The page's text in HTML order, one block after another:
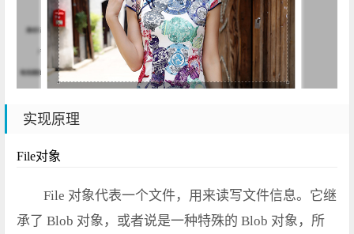
实现原理
File对象
File 对象代表一个文件，用来读写文件信息。它继
承了 Blob 对象，或者说是一种特殊的 Blob 对象，所